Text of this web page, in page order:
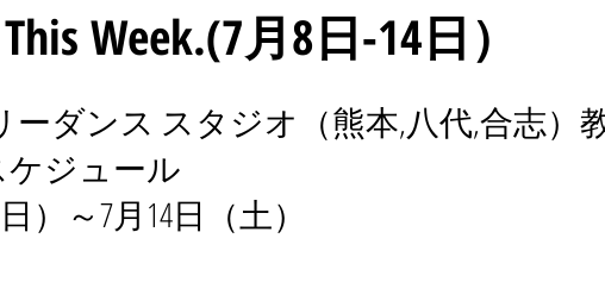
Week.(7月8日-14日）
ーダンス スタジオ（熊本,八代,合志）
ジュール
）～7月14日（土）